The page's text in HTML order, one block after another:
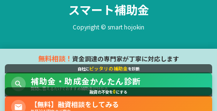
スマート補助金
Copyright © smart hojokin
無料相談！ 資金調達の専門家が丁寧に対応します
自社にピッタリの補助金を診断
補助金・助成金かんたん診断
質問に答えるだけでおすすめ補助金が分かる
融資の不安を0にする
【無料】融資相談をしてみる